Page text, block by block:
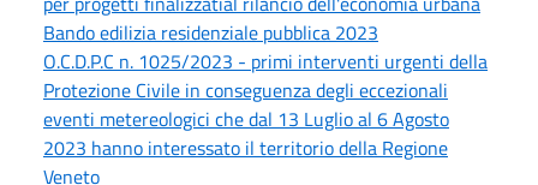
Bando edilizia residenziale pubblica 2023
O.C.D.P.C n. 1025/2023 - primi interventi urgenti della
Protezione Civile in conseguenza degli eccezionali
eventi metereologici che dal 13 Luglio al 6 Agosto
2023 hanno interessato il territorio della Regione
Veneto